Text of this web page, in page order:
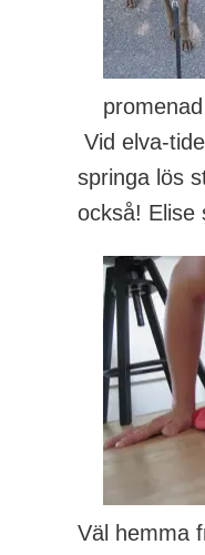
promenad
Vid elva-
springa lös
också! Elise
Väl hemma